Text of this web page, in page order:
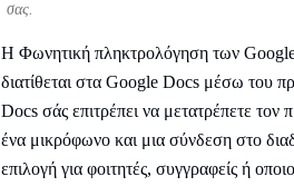
σας.
Η Φωνητική πληκτρολόγηση των
διατίθεται στα Google Docs μέσω του
Docs σάς επιτρέπει να μετατρέπετε
ένα μικρόφωνο και μια σύνδεση στο
επιλογή για φοιτητές, συγγραφείς ή